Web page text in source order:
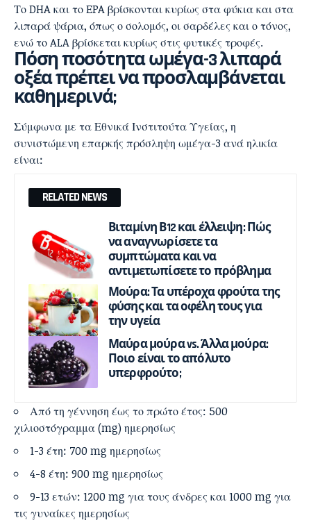
Το DHA και το EPA βρίσκονται κυρίως στα φύκια και στα
λιπαρά ψάρια, όπως ο σολομός, οι σαρδέλες και ο τόνος,
ενώ το ALA βρίσκεται κυρίως στις φυτικές τροφές.
Πόση ποσότητα ωμέγα-3 λιπαρά
οξέαπρέπει να προσλαμβάνεται
καθημερινά;
Σύμφωνα με τα Εθνικά Ινστιτούτα Υγείας, η
συνιστώμενη επαρκής πρόσληψη ωμέγα-3 ανά ηλικία
είναι:
RELATED NEWS
Βιταμίνη Β12 και έλλειψη: Πώς
να αναγνωρίσετε τα
συμπτώματα και να
αντιμετωπίσετε το πρόβλημα
Μούρα: Τα υπέροχα φρούτα της
φύσης και τα οφέλη τους για
την υγεία
Μαύρα μούρα vs. Άλλα μούρα:
Ποιο είναι το απόλυτο
υπερφρούτο;
Από τη γέννηση έως το πρώτο έτος: 500
χιλιοστόγραμμα (mg) ημερησίως
1-3 έτη: 700 mg ημερησίως
4-8 έτη: 900 mg ημερησίως
9-13 ετών: 1200 mg για τους άνδρες και 1000 mg για
τις γυναίκες ημερησίως